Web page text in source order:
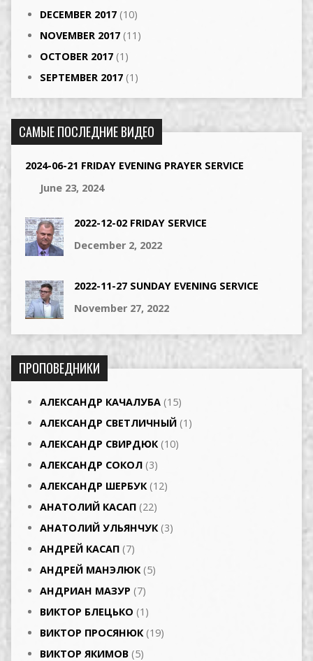
DECEMBER 2017 (10)
NOVEMBER 2017 (11)
OCTOBER 2017 (1)
SEPTEMBER 2017 (1)
САМЫЕ ПОСЛЕДНИЕ ВИДЕО
2024-06-21 FRIDAY EVENING PRAYER SERVICE
June 23, 2024
2022-12-02 FRIDAY SERVICE
December 2, 2022
2022-11-27 SUNDAY EVENING SERVICE
November 27, 2022
ПРОПОВЕДНИКИ
АЛЕКСАНДР КАЧАЛУБА (15)
АЛЕКСАНДР СВЕТЛИЧНЫЙ (1)
АЛЕКСАНДР СВИРДЮК (10)
АЛЕКСАНДР СОКОЛ (3)
АЛЕКСАНДР ШЕРБУК (12)
АНАТОЛИЙ КАСАП (22)
АНАТОЛИЙ УЛЬЯНЧУК (3)
АНДРЕЙ КАСАП (7)
АНДРЕЙ МАНЭЛЮК (5)
АНДРИАН МАЗУР (7)
ВИКТОР БЛЕЦЬКО (1)
ВИКТОР ПРОСЯНЮК (19)
ВИКТОР ЯКИМОВ (5)